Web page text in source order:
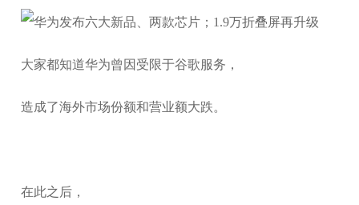
大家都知道华为曾因受限于谷歌服务，
造成了海外市场份额和营业额大跌。
在此之后，